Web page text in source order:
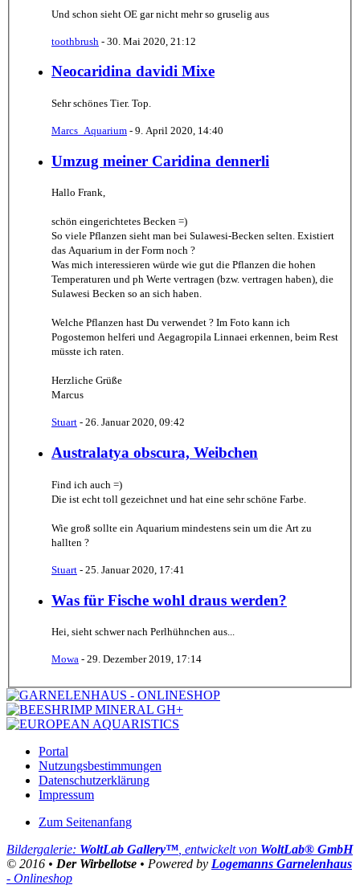
Und schon sieht OE gar nicht mehr so gruselig aus
toothbrush - 30. Mai 2020, 21:12
Neocaridina davidi Mixe
Sehr schönes Tier. Top.
Marcs_Aquarium - 9. April 2020, 14:40
Umzug meiner Caridina dennerli
Hallo Frank,
schön eingerichtetes Becken =)
So viele Pflanzen sieht man bei Sulawesi-Becken selten. Existiert
das Aquarium in der Form noch ?
Was mich interessieren würde wie gut die Pflanzen die hohen
Temperaturen und ph Werte vertragen (bzw. vertragen haben), die
Sulawesi Becken so an sich haben.
Welche Pflanzen hast Du verwendet ? Im Foto kann ich
Pogostemon helferi und Aegagropila Linnaei erkennen, beim Rest
müsste ich raten.
Herzliche Grüße
Marcus
Stuart - 26. Januar 2020, 09:42
Australatya obscura, Weibchen
Find ich auch =)
Die ist echt toll gezeichnet und hat eine sehr schöne Farbe.
Wie groß sollte ein Aquarium mindestens sein um die Art zu
hallten ?
Stuart - 25. Januar 2020, 17:41
Was für Fische wohl draus werden?
Hei, sieht schwer nach Perlhühnchen aus...
Mowa - 29. Dezember 2019, 17:14
Portal
Nutzungsbestimmungen
Datenschutzerklärung
Impressum
Zum Seitenanfang
Bildergalerie: WoltLab Gallery™ , entwickelt von WoltLab® GmbH
© 2016 • Der Wirbellotse • Powered by Logemanns Garnelenhaus
- Onlineshop